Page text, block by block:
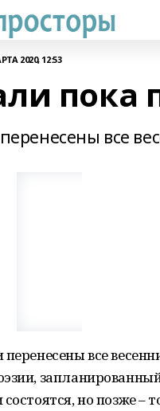
2020, 12:53
пока
все
все
но позже –